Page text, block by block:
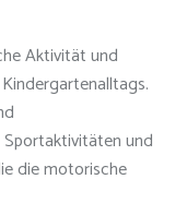
Aktivität und
und
die motorische